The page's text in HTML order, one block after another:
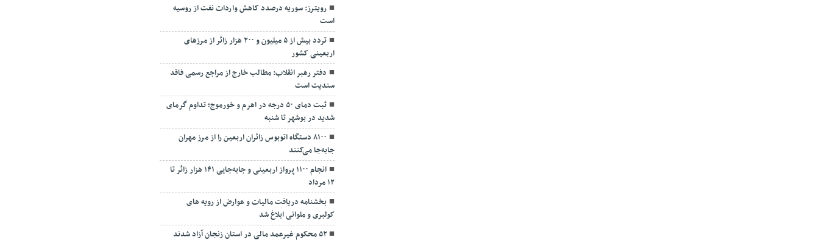
رویترز: سوریه درصدد کاهش واردات نفت از روسیه
است
تردد بیش از ۵ میلیون و ۲۰۰ هزار زائر از مرزهای
اربعینی کشور
دفتر رهبر انقلاب: مطالب خارج از مراجع رسمی فاقد
سندیت است
ثبت دمای ۵۰ درجه در اهرم و خورموج؛ تداوم گرمای
شدید در بوشهر تا شنبه
۸۱۰۰ دستگاه اتوبوس زائران اربعین را از مرز مهران
جابه‌جا می‌کنند
انجام ۱۱۰۰ پرواز اربعینی و جابه‌جایی ۱۴۱ هزار زائر تا
۱۲ مرداد
بخشنامه دریافت مالیات و عوارض از رویه های
کولبری و ملوانی ابلاغ شد
۵۲ محکوم غیرعمد مالی در استان زنجان آزاد شدند